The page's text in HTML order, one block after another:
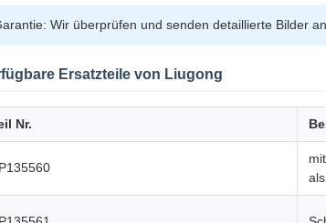
Wir überprüfen und senden detaillierte Bilder
Ersatzteile von Liugong
Nr.